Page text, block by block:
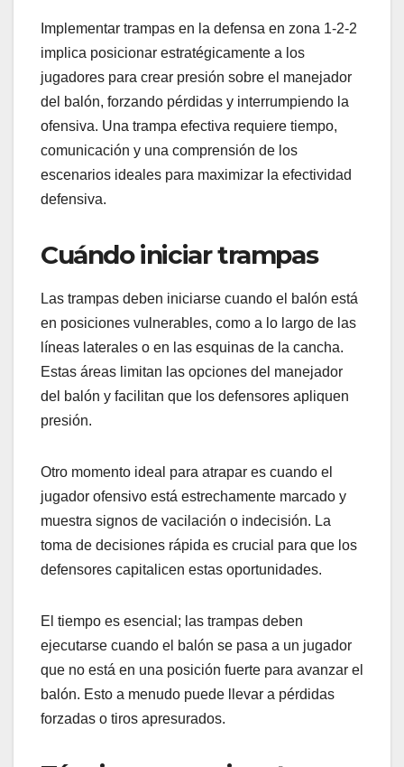
Implementar trampas en la defensa en zona 1-2-2
implica posicionar estratégicamente a los
jugadores para crear presión sobre el manejador
del balón, forzando pérdidas y interrumpiendo la
ofensiva. Una trampa efectiva requiere tiempo,
comunicación y una comprensión de los
escenarios ideales para maximizar la efectividad
defensiva.
Cuándo iniciar trampas
Las trampas deben iniciarse cuando el balón está
en posiciones vulnerables, como a lo largo de las
líneas laterales o en las esquinas de la cancha.
Estas áreas limitan las opciones del manejador
del balón y facilitan que los defensores apliquen
presión.
Otro momento ideal para atrapar es cuando el
jugador ofensivo está estrechamente marcado y
muestra signos de vacilación o indecisión. La
toma de decisiones rápida es crucial para que los
defensores capitalicen estas oportunidades.
El tiempo es esencial; las trampas deben
ejecutarse cuando el balón se pasa a un jugador
que no está en una posición fuerte para avanzar el
balón. Esto a menudo puede llevar a pérdidas
forzadas o tiros apresurados.